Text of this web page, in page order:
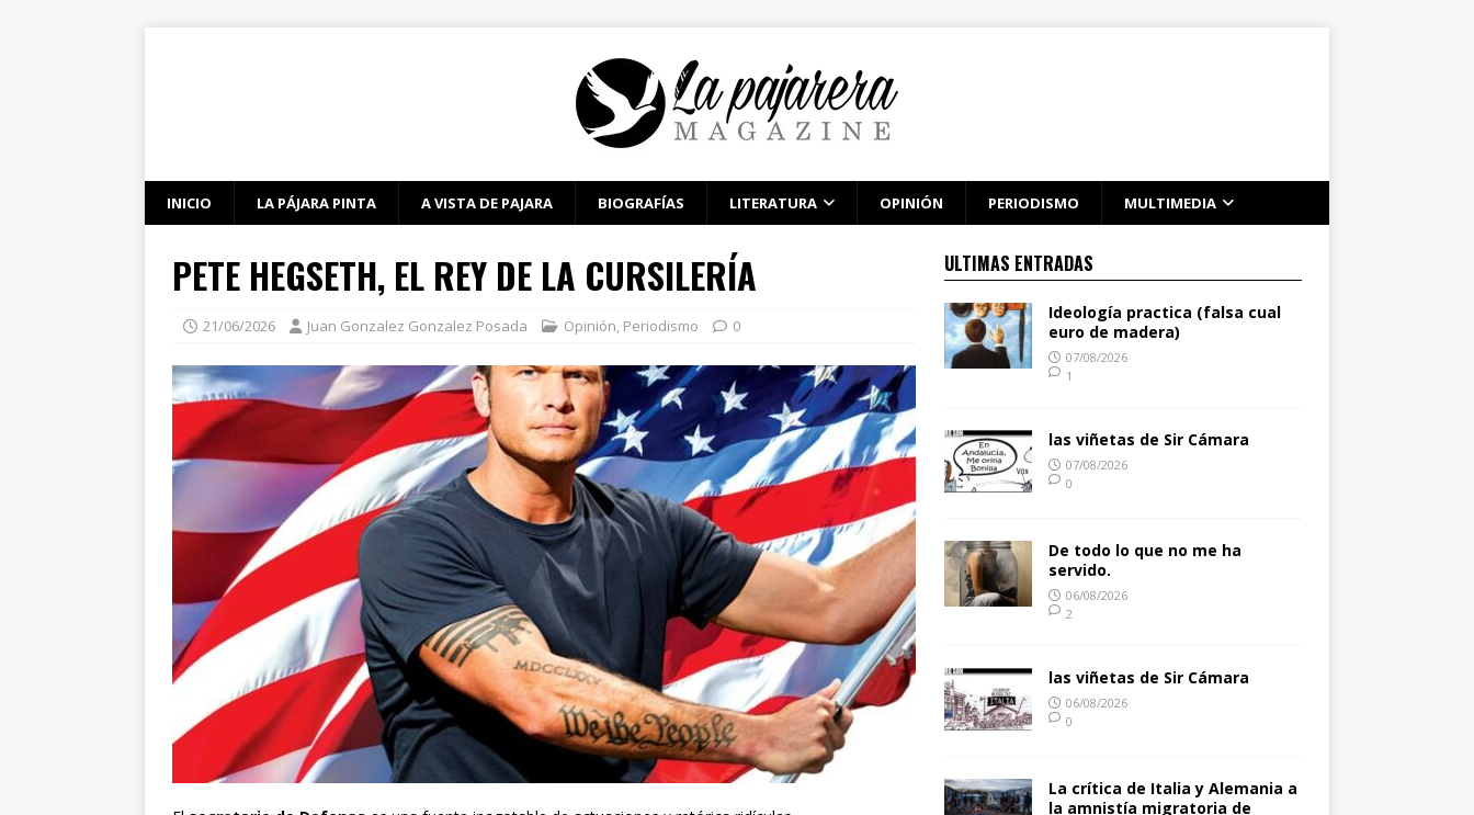
INICIO LA PÁJARA PINTA A VISTA DE PAJARA BIOGRAFÍAS LITERATURA OPINIÓN PERIODISMO MULTIMEDIA
PETE HEGSETH, EL REY DE LA CURSILERÍA
21/06/2026 Juan Gonzalez Gonzalez Posada Opinión, Periodismo 0
ULTIMAS ENTRADAS
Ideología practica (falsa cual
euro de madera)
07/08/2026
1
las viñetas de Sir Cámara
07/08/2026
0
De todo lo que no me ha
servido.
06/08/2026
2
las viñetas de Sir Cámara
06/08/2026
0
La crítica de Italia y Alemania a
la amnistía migratoria de